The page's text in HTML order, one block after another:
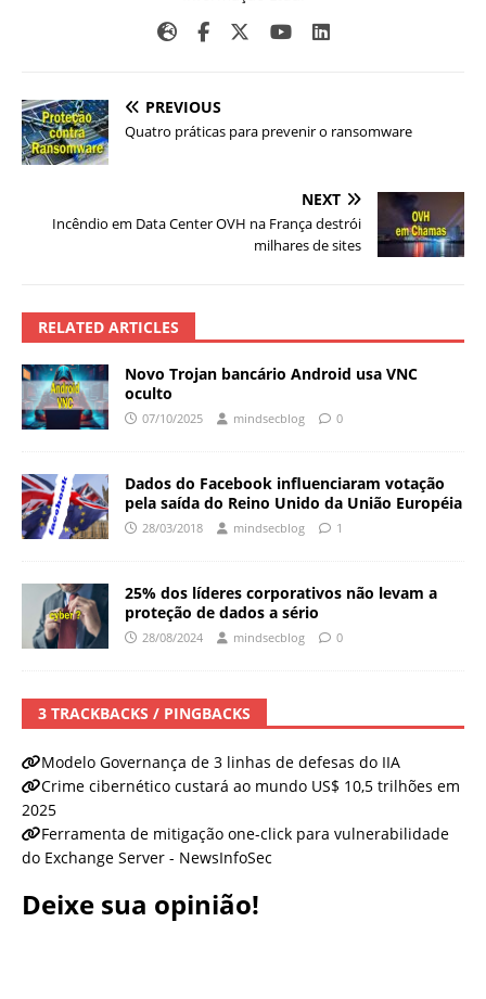
PREVIOUS
Quatro práticas para prevenir o ransomware
NEXT
Incêndio em Data Center OVH na França destrói
milhares de sites
RELATED ARTICLES
Novo Trojan bancário Android usa VNC
oculto
07/10/2025 mindsecblog 0
Dados do Facebook influenciaram votação
pela saída do Reino Unido da União Européia
28/03/2018 mindsecblog 1
25% dos líderes corporativos não levam a
proteção de dados a sério
28/08/2024 mindsecblog 0
3 TRACKBACKS / PINGBACKS
Modelo Governança de 3 linhas de defesas do IIA
Crime cibernético custará ao mundo US$ 10,5 trilhões em
2025
Ferramenta de mitigação one-click para vulnerabilidade
do Exchange Server - NewsInfoSec
Deixe sua opinião!